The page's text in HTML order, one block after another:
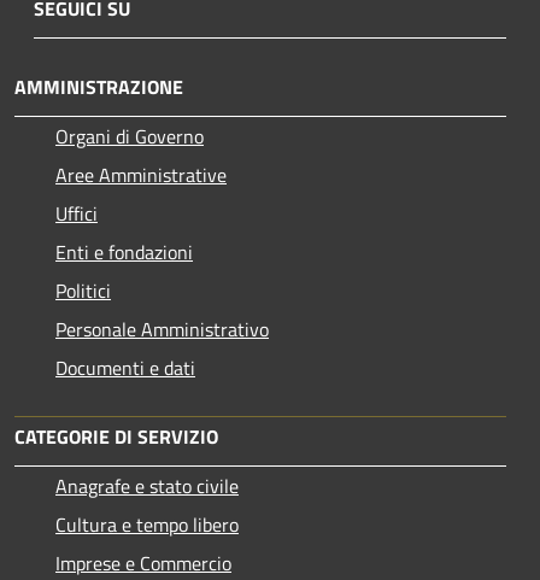
SEGUICI SU
AMMINISTRAZIONE
Organi di Governo
Aree Amministrative
Uffici
Enti e fondazioni
Politici
Personale Amministrativo
Documenti e dati
CATEGORIE DI SERVIZIO
Anagrafe e stato civile
Cultura e tempo libero
Imprese e Commercio